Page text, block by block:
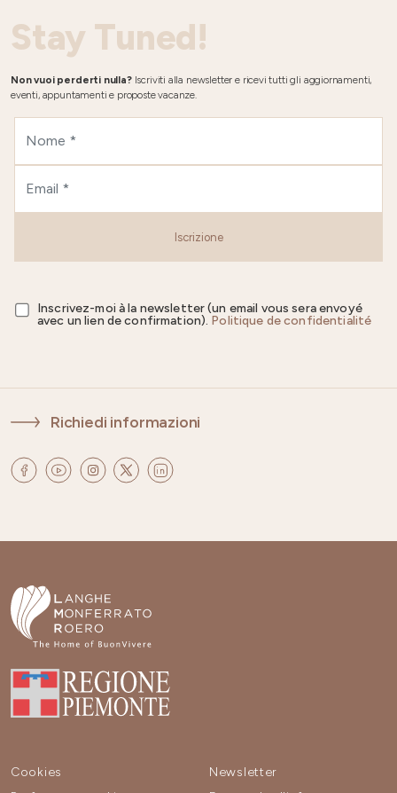
Stay Tuned!
Non vuoi perderti nulla?Iscriviti alla newsletter e ricevi tutti gli aggiornamenti,
eventi, appuntamenti e proposte vacanze.
Iscrizione
Inscrivez-moi à la newsletter (un email vous sera envoyé
avec un lien de confirmation). Politique de confidentialité
Richiedi informazioni
Cookies
Newsletter